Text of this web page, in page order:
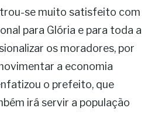
se muito satisfeito com
para Glória e para toda a
os moradores, por
a economia
o prefeito, que
irá servir a população